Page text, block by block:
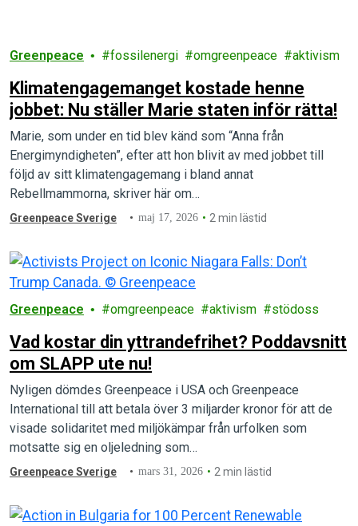
Greenpeace fossilenergi omgreenpeace aktivism
Klimatengagemanget kostade henne
jobbet: Nu ställer Marie staten inför rätta!
Marie, som under en tid blev känd som “Anna från
Energimyndigheten”, efter att hon blivit av med jobbet till
följd av sitt klimatengagemang i bland annat
Rebellmammorna, skriver här om…
Greenpeace Sverige maj 17, 2026 2 min lästid
Greenpeace omgreenpeace aktivism stödoss
Vad kostar din yttrandefrihet? Poddavsnitt
om SLAPP ute nu!
Nyligen dömdes Greenpeace i USA och Greenpeace
International till att betala över 3 miljarder kronor för att de
visade solidaritet med miljökämpar från urfolken som
motsatte sig en oljeledning som…
Greenpeace Sverige mars 31, 2026 2 min lästid